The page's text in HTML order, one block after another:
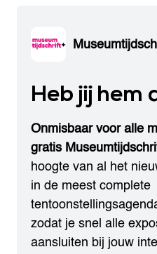
Heb jij hem
Onmisbaar voor alle
gratis
hoogte van al het
in de meest complete
zodat je snel alle
aansluiten bij jouw